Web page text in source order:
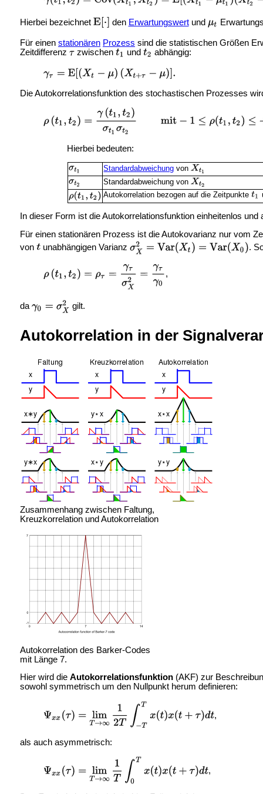
Hierbei bezeichnet den Erwartungswertund
Für einen stationären Prozess sind die statistischen Größen
Zeitdifferenz
zwischen und abhängig:
Die Autokorrelationsfunktion des stochastischen Prozesses
Hierbei bedeuten:
Standardabweichung von
Standardabweichung von
Autokorrelation bezogen auf die Zeitpunkte
In dieser Form ist die Autokorrelationsfunktion einheitenlos
Für einen stationären Prozess ist die Autokovarianz nur vom
von
unabhängigen Varianz .
,
da gilt.
Autokorrelation in der
Zusammenhang zwischen Faltung,
Kreuzkorrelation und Autokorrelation
Autokorrelation des Barker-Codes
mit Länge 7.
Hier wird die Autokorrelationsfunktion(AKF) zur
sowohl symmetrisch um den Nullpunkt herum definieren:
,
als auch asymmetrisch:
,